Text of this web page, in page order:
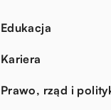
Edukacja
Kariera
Prawo, rząd i